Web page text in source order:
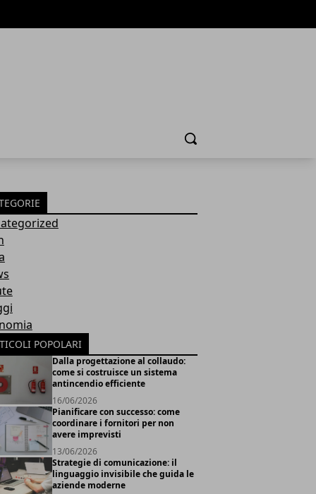
Cerca
POPOLARI
Dalla progettazione al collaudo:
come si costruisce un sistema
antincendio efficiente
16/06/2026
Pianificare con successo: come
coordinare i fornitori per non
avere imprevisti
13/06/2026
Strategie di comunicazione: il
linguaggio invisibile che guida le
aziende moderne